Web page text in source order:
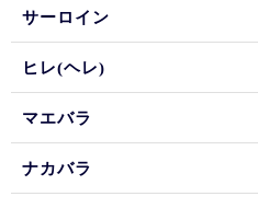
サーロイン
ヒレ(ヘレ)
マエバラ
ナカバラ